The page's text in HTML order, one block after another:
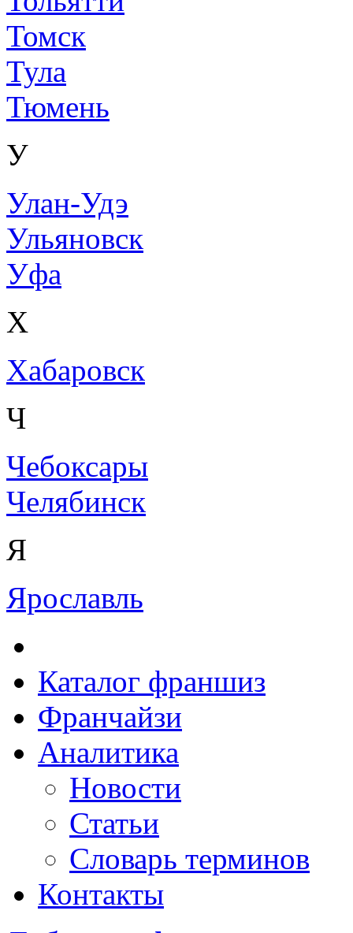
Томск
Тула
Тюмень
У
Улан-Удэ
Ульяновск
Уфа
Х
Хабаровск
Ч
Чебоксары
Челябинск
Я
Ярославль
Каталог франшиз
Франчайзи
Аналитика
Новости
Статьи
Словарь терминов
Контакты